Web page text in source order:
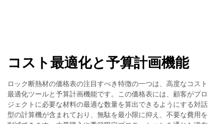
コスト最適化と予算計画機能
ロック断熱材の価格表の注目すべき特徴の一つは、高度なコスト
最適化ツールと予算計画機能です。この価格表には、顧客がプロ
ジェクトに必要な材料の最適な数量を算出できるようにする対話
型の計算機が含まれており、無駄を最小限に抑え、不要な費用を